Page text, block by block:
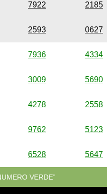
7922 2185
2593 0627
7936 4334
3009 5690
4278 2558
9762 5123
6528 5647
VERDE”